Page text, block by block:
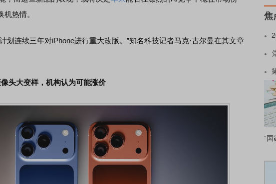
热情。
连续三年对iPhone进行重大改版。”知名科技记者马克·古尔曼在其文章
头大变样，机构认为可能涨价
焦
“国